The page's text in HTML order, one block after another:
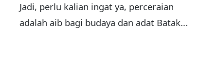
Jadi, perlu kalian ingat ya, perceraian
adalah aib bagi budaya dan adat Batak...